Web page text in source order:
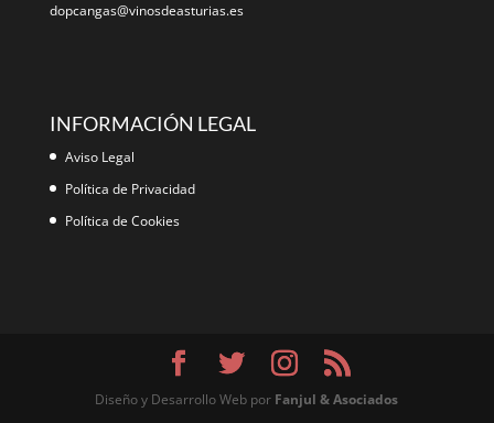
dopcangas@vinosdeasturias.es
INFORMACIÓN LEGAL
Aviso Legal
Política de Privacidad
Política de Cookies
Diseño y Desarrollo Web por Fanjul & Asociados